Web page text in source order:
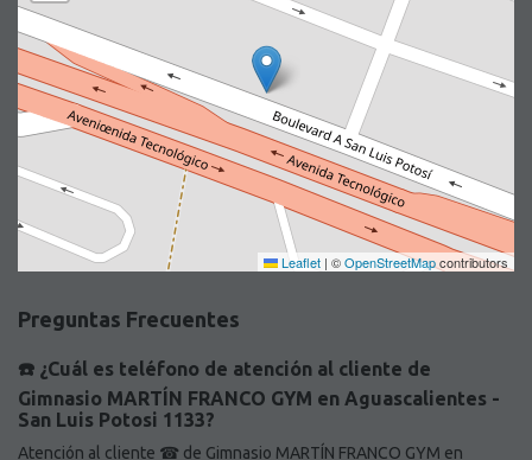
Leaflet | ©OpenStreetMapcontributors
Preguntas Frecuentes
☎️ ¿Cuál es teléfono de atención al cliente de
Gimnasio MARTÍN FRANCO GYM en Aguascalientes -
San Luis Potosi 1133?
Atención al cliente ☎ de Gimnasio MARTÍN FRANCO GYM en